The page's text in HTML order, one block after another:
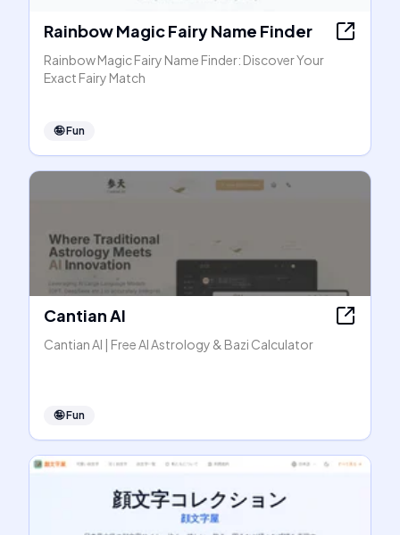
Rainbow Magic Fairy Name Finder
Rainbow Magic Fairy Name Finder: Discover Your
Exact Fairy Match
🤪Fun
Cantian AI
Cantian AI | Free AI Astrology & Bazi Calculator
🤪Fun